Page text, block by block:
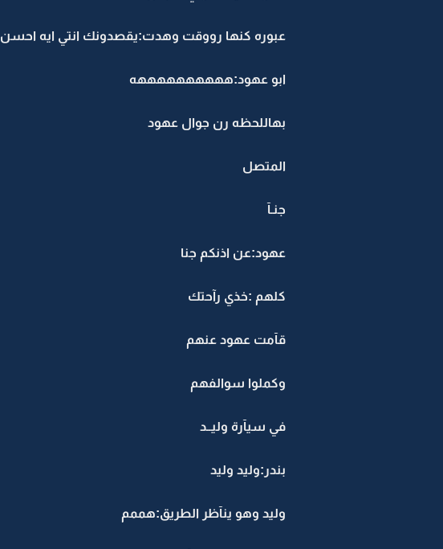
عبوره كنها رووقت وهدت:يقصدونك انتي ايه احسن
ابو عهود:ههههههههههه
بهاللحظه رن جوال عهود
المتصل
جنـآ
عهود:عن اذنكم جنا
كلهم :خذي رآحتك
قآمت عهود عنهم
وكملوا سوالفهم
في سيآرة وليــد
بندر:وليد وليد
وليد وهو ينآظر الطريق:هممم